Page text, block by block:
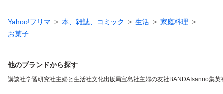
Yahoo!フリマ 本、雑誌、コミック 生活
家庭料理
お菓子
他のブランドから探す
講談社学習研究社主婦と生活社文化出版局宝島社主婦の友社 BANDAI sanrio集英